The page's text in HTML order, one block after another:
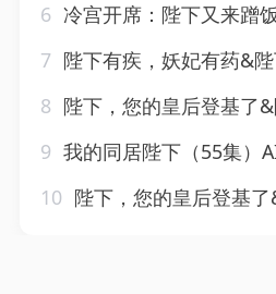
6 冷宫开席：陛下又来蹭饭了&冷宫开席
7 陛下有疾，妖妃有药&陛下有疾
8 陛下，您的皇后登基了&陛下您的
9 我的同居陛下（55集）
10 陛下，您的皇后登基了&陛下您的